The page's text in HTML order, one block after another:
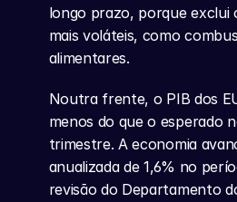
longo prazo, porque exclui
mais voláteis, como
alimentares.
Noutra frente, o PIB dos
menos do que o esperado
trimestre. A economia
anualizada de 1,6% no
revisão do Departamento